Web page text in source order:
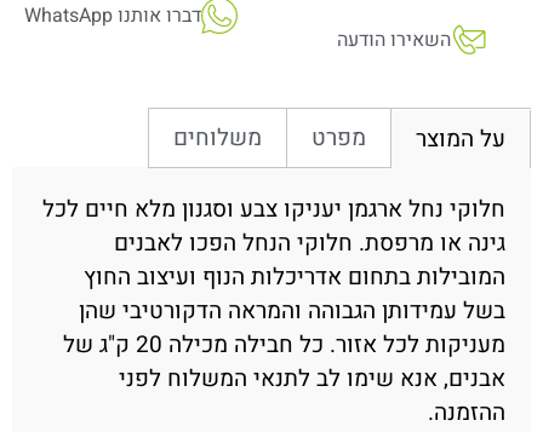
השאירו הודעה
דברו אותנו WhatsApp
על המוצר מפרט משלוחים
חלוקי נחל ארגמן יעניקו צבע וסגנון מלא חיים לכל
גינה או מרפסת. חלוקי הנחל הפכו לאבנים
המובילות בתחום אדריכלות הנוף ועיצוב החוץ
בשל עמידותן הגבוהה והמראה הדקורטיבי שהן
מעניקות לכל אזור. כל חבילה מכילה 20 ק"ג של
אבנים, אנא שימו לב לתנאי המשלוח לפני
ההזמנה.